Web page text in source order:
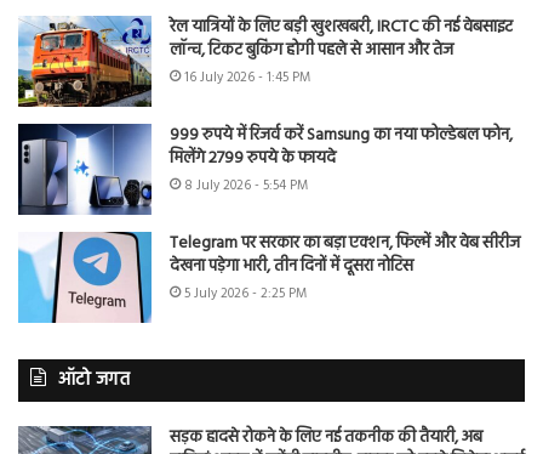
रेल यात्रियों के लिए बड़ी खुशखबरी, IRCTC की नई वेबसाइट
लॉन्च, टिकट बुकिंग होगी पहले से आसान और तेज
16 July 2026 - 1:45 PM
999 रुपये में रिजर्व करें Samsung का नया फोल्डेबल फोन,
मिलेंगे 2799 रुपये के फायदे
8 July 2026 - 5:54 PM
Telegram पर सरकार का बड़ा एक्शन, फिल्में और वेब सीरीज
देखना पड़ेगा भारी, तीन दिनों में दूसरा नोटिस
5 July 2026 - 2:25 PM
ऑटो जगत
सड़क हादसे रोकने के लिए नई तकनीक की तैयारी, अब